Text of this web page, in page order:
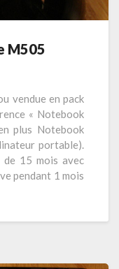
M505
vendue en pack
« Notebook
plus Notebook
portable).
de 15 mois avec
pendant 1 mois